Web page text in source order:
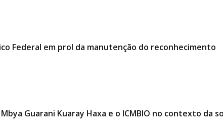
Federal em prol da manutenção do reconhecimento
Guarani Kuaray Haxa e o ICMBIO no contexto da